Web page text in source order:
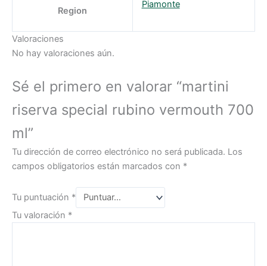
Region
Piamonte
Valoraciones
No hay valoraciones aún.
Sé el primero en valorar “martini
riserva special rubino vermouth 700
ml”
Tu dirección de correo electrónico no será publicada. Los
campos obligatorios están marcados con *
Tu puntuación *
Tu valoración *